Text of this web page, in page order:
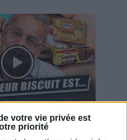
votre vie privée est
priorité
Harrys... Que valent vraiment
gâteaux ?